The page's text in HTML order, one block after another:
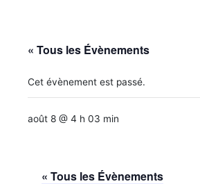
« Tous les Évènements
Cet évènement est passé.
août 8 @ 4 h 03 min
« Tous les Évènements